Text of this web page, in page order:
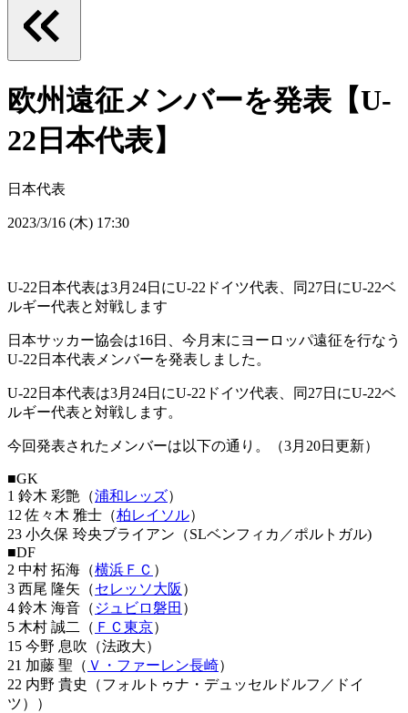
欧州遠征メンバーを発表【U-
22日本代表】
日本代表
2023/3/16 (木) 17:30
U-22日本代表は3月24日にU-22ドイツ代表、同27日にU-22ベ
ルギー代表と対戦します
日本サッカー協会は16日、今月末にヨーロッパ遠征を行なう
U-22日本代表メンバーを発表しました。
U-22日本代表は3月24日にU-22ドイツ代表、同27日にU-22ベ
ルギー代表と対戦します。
今回発表されたメンバーは以下の通り。（3月20日更新）
■GK
1 鈴木 彩艶（浦和レッズ）
12 佐々木 雅士（柏レイソル）
23 小久保 玲央ブライアン（SLベンフィカ／ポルトガル)
■DF
2 中村 拓海（横浜ＦＣ ）
3 西尾 隆矢（セレッソ大阪 ）
4 鈴木 海音（ ジュビロ磐田 ）
5 木村 誠二（ ＦＣ東京）
15 今野 息吹（法政大）
21 加藤 聖（ Ｖ・ファーレン長崎）
22 内野 貴史（フォルトゥナ・デュッセルドルフ／ドイ
ツ））